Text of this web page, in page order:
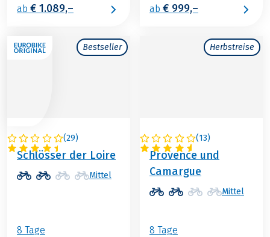
ab € 1.089,–
ab € 999,–
Bestseller
(29)
FRANKREICH
Schlösser der Loire
Mittel
8 Tage
Herbstreise
(13)
FRANKREICH
Provence und
Camargue
Mittel
8 Tage